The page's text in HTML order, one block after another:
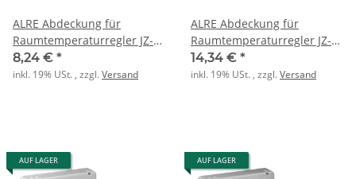
ALRE Abdeckung für
Raumtemperaturregler JZ-
001.120 55x55mm
verkehrsweiss glanz
8,24 € *
inkl. 19% USt. , zzgl.Versand
ALRE Abdeckung für
Raumtemperaturregler JZ-
002.100 55x55mm glanz
reinweiss
14,34 € *
inkl. 19% USt. , zzgl.Versand
AUF LAGER AUF LAGER